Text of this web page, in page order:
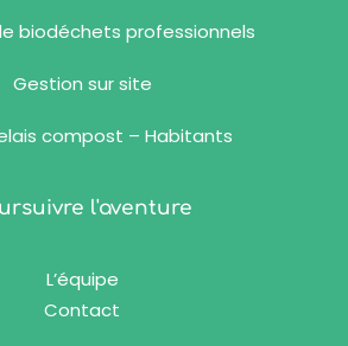
biodéchets professionnels
Gestion sur site
compost – Habitants
l'aventure
L’équipe
Contact